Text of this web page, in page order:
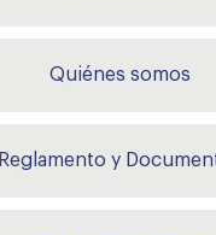
Quiénes somos
Reglamento y